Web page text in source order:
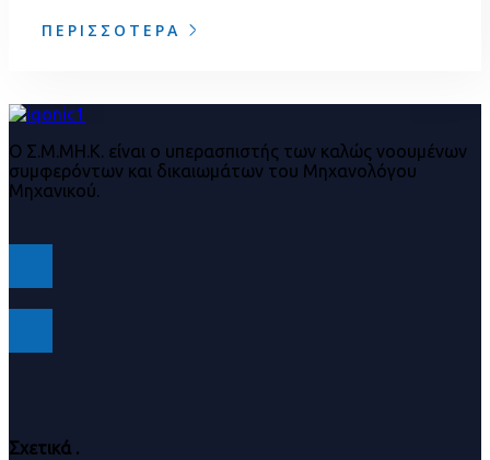
ΠΕΡΙΣΣΌΤΕΡΑ
Ο Σ.Μ.ΜΗ.Κ. είναι ο υπερασπιστής των καλώς νοουμένων
συμφερόντων και δικαιωμάτων του Μηχανολόγου
Μηχανικού.
Σχετικά .